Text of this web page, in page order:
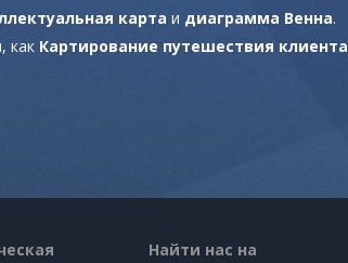
карта и диаграмма Венна.
как Картирование путешествия клиента
Найти нас на